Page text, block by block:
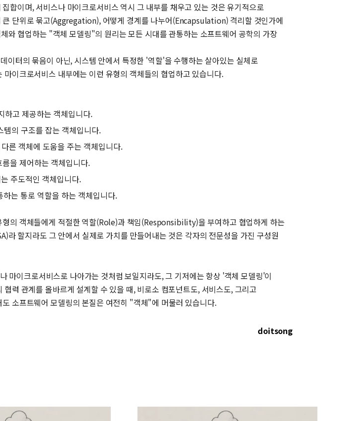
합이며, 서비스나 마이크로서비스 역시 그 내부를 채우고 있는 것은 유기적으로
단위로 묶고(Aggregation), 어떻게 경계를 나누어(Encapsulation) 격리할 것인가에
와 협업하는 "객체 모델링"의 원리는 모든 시대를 관통하는 소프트웨어 공학의 가장
터의 묶음이 아닌, 시스템 안에서 특정한 '역할'을 수행하는 살아있는 실체로
이크로서비스 내부에는 이런 유형의 객체들의 협업하고 있습니다.
고 제공하는 객체입니다.
의 구조를 잡는 객체입니다.
른 객체에 도움을 주는 객체입니다.
을 제어하는 객체입니다.
주도적인 객체입니다.
는 통로 역할을 하는 객체입니다.
의 객체들에게 적절한 역할(Role)과 책임(Responsibility)을 부여하고 협업하게 하는
할지라도 그 안에서 실제로 가치를 만들어내는 것은 각자의 전문성을 가진 구성원
마이크로서비스로 나아가는 것처럼 보일지라도, 그 기저에는 항상 '객체 모델링'이
력 관계를 올바르게 설계할 수 있을 때, 비로소 컴포넌트도, 서비스도, 그리고
소프트웨어 모델링의 본질은 여전히 "객체"에 머물러 있습니다.
doitsong